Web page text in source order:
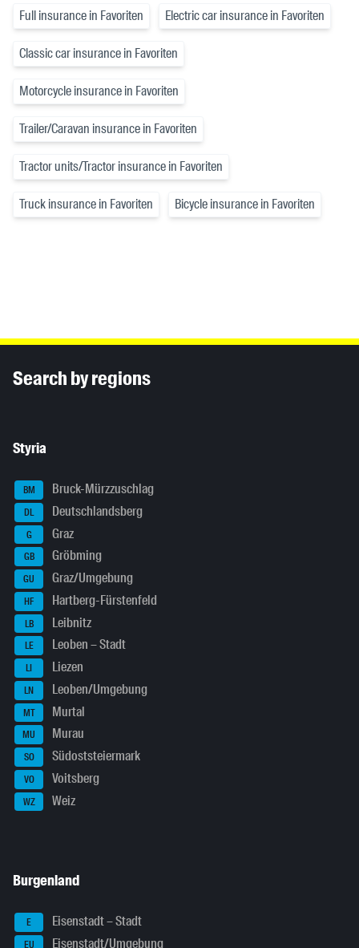
Full insurance in Favoriten Electric car insurance in Favoriten
Classic car insurance in Favoriten
Motorcycle insurance in Favoriten
Trailer/Caravan insurance in Favoriten
Tractor units/Tractor insurance in Favoriten
Truck insurance in Favoriten Bicycle insurance in Favoriten
Search by regions
Styria
BM Bruck-Mürzzuschlag
DL Deutschlandsberg
G Graz
GB Gröbming
GU Graz/Umgebung
HF Hartberg-Fürstenfeld
LB Leibnitz
LE Leoben – Stadt
LI Liezen
LN Leoben/Umgebung
MT Murtal
MU Murau
SO Südoststeiermark
VO Voitsberg
WZ Weiz
Burgenland
E Eisenstadt – Stadt
EU Eisenstadt/Umgebung